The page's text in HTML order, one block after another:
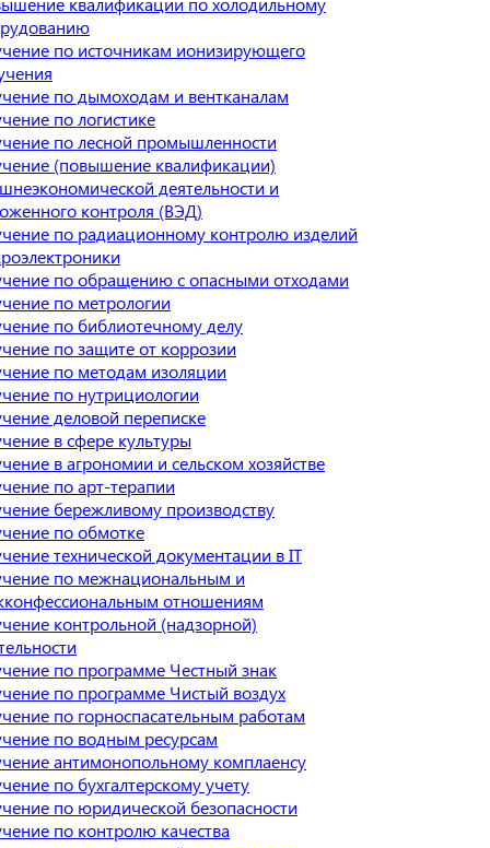
по источникам ионизирующего
по дымоходам и вентканалам
по логистике
по лесной промышленности
(повышение квалификации)
деятельности и
контроля (ВЭД)
по радиационному контролю изделий
по обращению с опасными отходами
по метрологии
по библиотечному делу
по защите от коррозии
по методам изоляции
по нутрициологии
деловой переписке
в сфере культуры
в агрономии и сельском хозяйстве
по арт-терапии
бережливому производству
по обмотке
технической документации в IT
по межнациональным и
отношениям
контрольной (надзорной)
по программе Честный знак
по программе Чистый воздух
по горноспасательным работам
по водным ресурсам
антимонопольному комплаенсу
по бухгалтерскому учету
по юридической безопасности
по контролю качества